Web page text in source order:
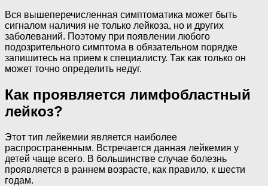
Вся вышеперечисленная симптоматика может быть
сигналом наличия не только лейкоза, но и других
заболеваний. Поэтому при появлении любого
подозрительного симптома в обязательном порядке
запишитесь на прием к специалисту. Так как только он
может точно определить недуг.
Как проявляется лимфобластный
лейкоз?
Этот тип лейкемии является наиболее
распространенным. Встречается данная лейкемия у
детей чаще всего. В большинстве случае болезнь
проявляется в раннем возрасте, как правило, к шести
годам.